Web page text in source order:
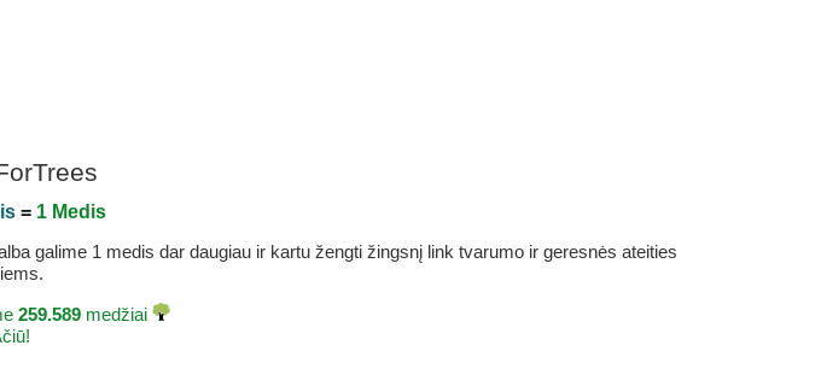
= 1 Medis
galime 1 medis dar daugiau ir kartu žengti žingsnį link tvarumo ir geresnės ateities
259.589 medžiai